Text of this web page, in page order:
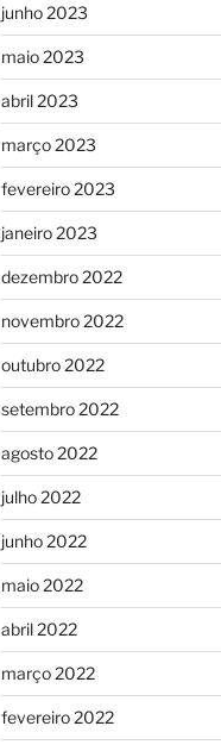
junho 2023
maio 2023
abril 2023
março 2023
fevereiro 2023
janeiro 2023
dezembro 2022
novembro 2022
outubro 2022
setembro 2022
agosto 2022
julho 2022
junho 2022
maio 2022
abril 2022
março 2022
fevereiro 2022